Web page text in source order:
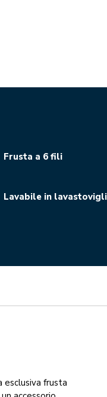
Frusta a 6 fili
Lavabile in
esclusiva frusta